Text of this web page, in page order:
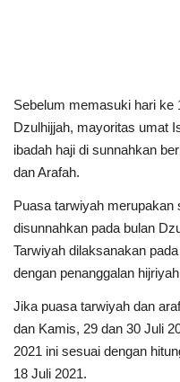
Sebelum memasuki hari ke
Dzulhijjah, mayoritas umat
ibadah haji di sunnahkan
dan Arafah.
Puasa tarwiyah merupakan
disunnahkan pada bulan
Tarwiyah dilaksanakan
dengan penanggalan
Jika puasa tarwiyah dan
dan Kamis, 29 dan 30 Juli
2021 ini sesuai dengan
18 Juli 2021.